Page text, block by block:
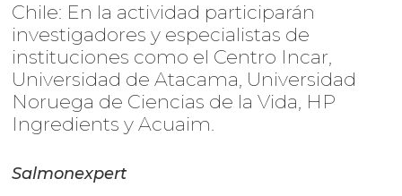
Chile: En la actividad participarán
investigadores y especialistas de
instituciones como el Centro Incar,
Universidad de Atacama, Universidad
Noruega de Ciencias de la Vida, HP
Ingredients y Acuaim.
Salmonexpert